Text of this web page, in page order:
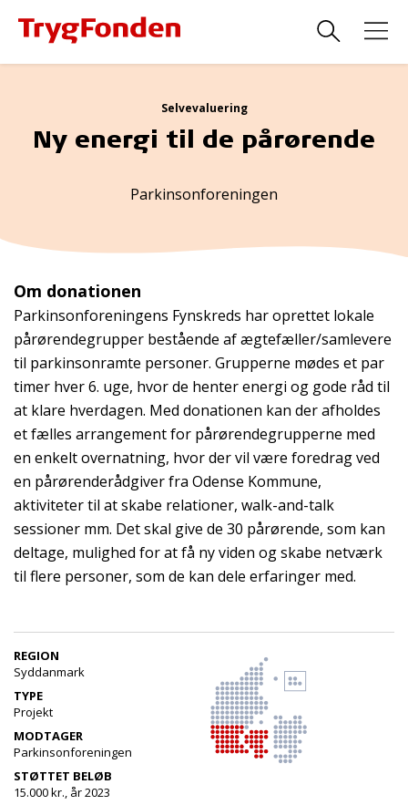
Selvevaluering
Ny energi til de pårørende
Parkinsonforeningen
Om donationen
Parkinsonforeningens Fynskreds har oprettet lokale
pårørendegrupper bestående af ægtefæller/samlevere
til parkinsonramte personer. Grupperne mødes et par
timer hver 6. uge, hvor de henter energi og gode råd til
at klare hverdagen. Med donationen kan der afholdes
et fælles arrangement for pårørendegrupperne med
en enkelt overnatning, hvor der vil være foredrag ved
en pårørenderådgiver fra Odense Kommune,
aktiviteter til at skabe relationer, walk-and-talk
sessioner mm. Det skal give de 30 pårørende, som kan
deltage, mulighed for at få ny viden og skabe netværk
til flere personer, som de kan dele erfaringer med.
REGION
Syddanmark
TYPE
Projekt
MODTAGER
Parkinsonforeningen
STØTTET BELØB
15.000 kr., år 2023